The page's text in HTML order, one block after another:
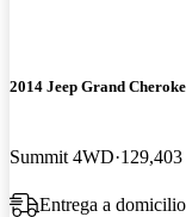
2014 Jeep Grand
Summit 4WD
Entrega a